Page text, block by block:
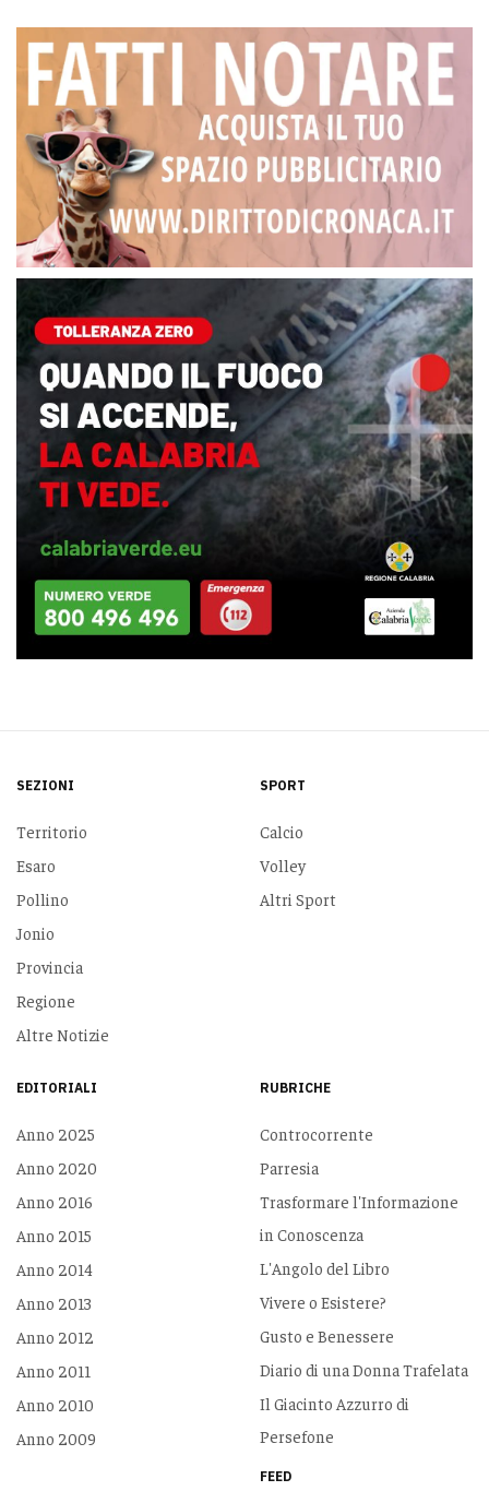
SEZIONI
Territorio
Esaro
Pollino
Jonio
Provincia
Regione
Altre Notizie
SPORT
Calcio
Volley
Altri Sport
EDITORIALI
Anno 2025
Anno 2020
Anno 2016
Anno 2015
Anno 2014
Anno 2013
Anno 2012
Anno 2011
Anno 2010
Anno 2009
RUBRICHE
Controcorrente
Parresia
Trasformare l'Informazione
in Conoscenza
L'Angolo del Libro
Vivere o Esistere?
Gusto e Benessere
Diario di una Donna Trafelata
Il Giacinto Azzurro di
Persefone
FEED